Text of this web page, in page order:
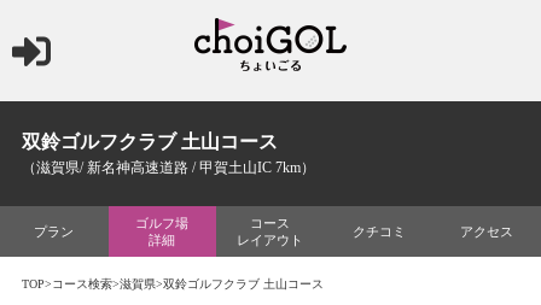
双鈴ゴルフクラブ 土山コース
（滋賀県/ 新名神高速道路 / 甲賀土山IC 7km）
プラン
ゴルフ場
詳細
コース
レイアウト
クチコミ アクセス
TOP>コース検索>滋賀県>双鈴ゴルフクラブ 土山コース